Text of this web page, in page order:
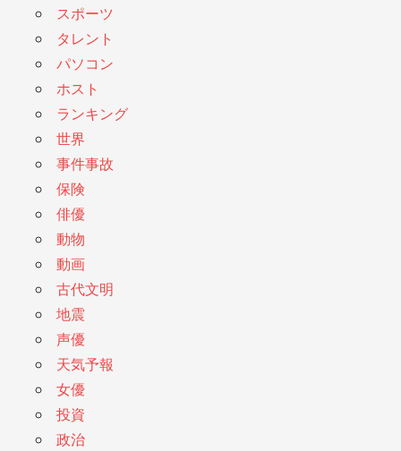
スポーツ
タレント
パソコン
ホスト
ランキング
世界
事件事故
保険
俳優
動物
動画
古代文明
地震
声優
天気予報
女優
投資
政治